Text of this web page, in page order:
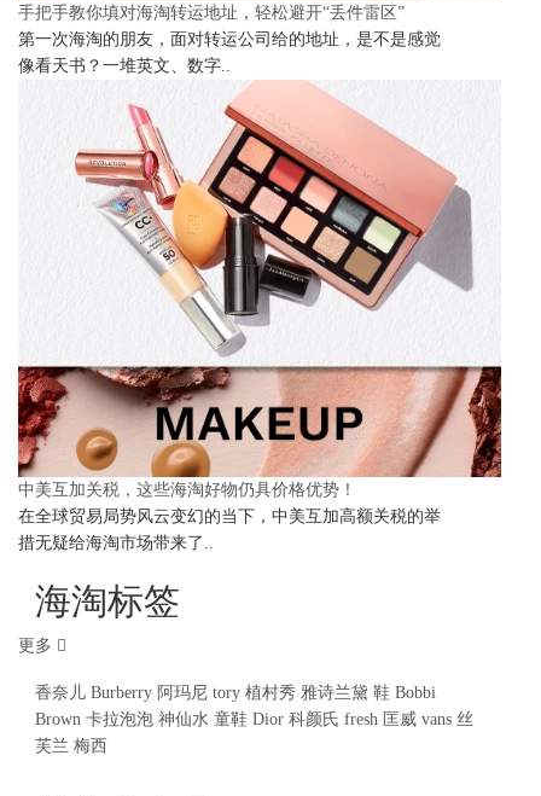
手把手教你填对海淘转运地址，轻松避开“丢件雷区”
第一次海淘的朋友，面对转运公司给的地址，是不是感觉
像看天书？一堆英文、数字..
中美互加关税，这些海淘好物仍具价格优势！
在全球贸易局势风云变幻的当下，中美互加高额关税的举
措无疑给海淘市场带来了..
海淘标签
更多
香奈儿 Burberry 阿玛尼 tory 植村秀 雅诗兰黛 鞋 Bobbi
Brown 卡拉泡泡 神仙水 童鞋 Dior 科颜氏 fresh 匡威 vans 丝
芙兰 梅西